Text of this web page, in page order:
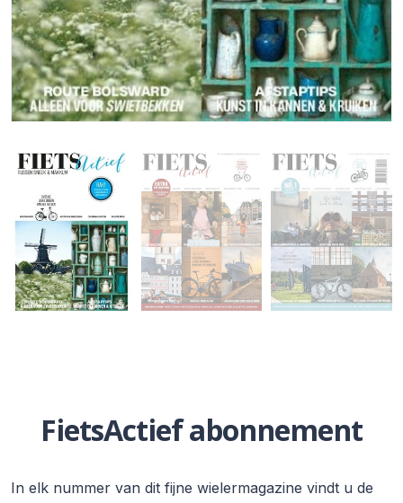
FietsActief abonnement
In elk nummer van dit fijne wielermagazine vindt u de